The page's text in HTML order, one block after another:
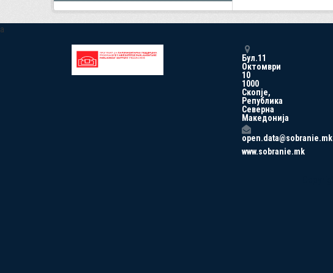
a
Бул.11
Октомври
10
1000
Скопје,
Република
Северна
Македонија
open.data@sobranie.mk
www.sobranie.mk